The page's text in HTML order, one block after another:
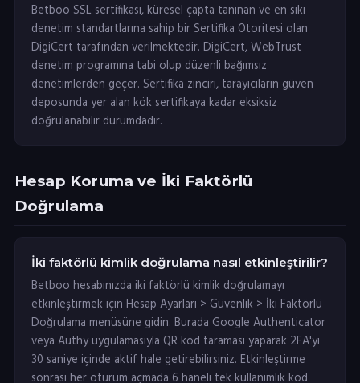
Betboo SSL sertifikası, küresel çapta tanınan ve en sıkı
denetim standartlarına sahip bir Sertifika Otoritesi olan
DigiCert tarafından verilmektedir. DigiCert, WebTrust
denetim programına tabi olup düzenli bağımsız
denetimlerden geçer. Sertifika zinciri, tarayıcıların güven
deposunda yer alan kök sertifikaya kadar eksiksiz
doğrulanabilir durumdadır.
Hesap Koruma ve İki Faktörlü
Doğrulama
İki faktörlü kimlik doğrulama nasıl etkinleştirilir?
Betboo hesabınızda iki faktörlü kimlik doğrulamayı
etkinleştirmek için Hesap Ayarları > Güvenlik > İki Faktörlü
Doğrulama menüsüne gidin. Burada Google Authenticator
veya Authy uygulamasıyla QR kod taraması yaparak 2FA'yı
30 saniye içinde aktif hale getirebilirsiniz. Etkinleştirme
sonrası her oturum açmada 6 haneli tek kullanımlık kod